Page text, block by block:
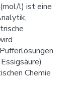
l) ist eine
Chemie